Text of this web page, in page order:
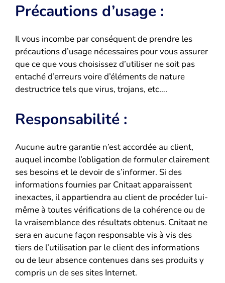
Précautions d’usage :
Il vous incombe par conséquent de prendre les
précautions d’usage nécessaires pour vous assurer
que ce que vous choisissez d’utiliser ne soit pas
entaché d’erreurs voire d’éléments de nature
destructrice tels que virus, trojans, etc….
Responsabilité :
Aucune autre garantie n’est accordée au client,
auquel incombe l’obligation de formuler clairement
ses besoins et le devoir de s’informer. Si des
informations fournies par Cnitaat apparaissent
inexactes, il appartiendra au client de procéder lui-
même à toutes vérifications de la cohérence ou de
la vraisemblance des résultats obtenus. Cnitaat ne
sera en aucune façon responsable vis à vis des
tiers de l’utilisation par le client des informations
ou de leur absence contenues dans ses produits y
compris un de ses sites Internet.